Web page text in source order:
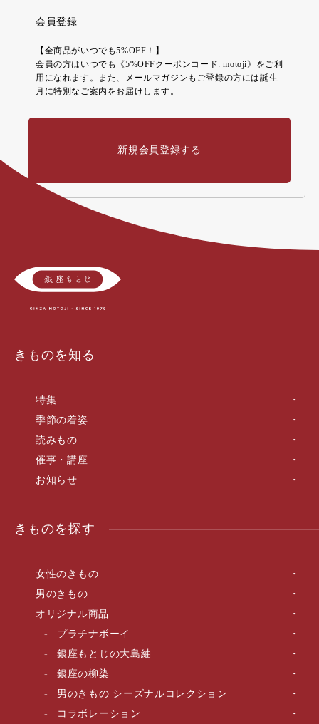
会員登録
【全商品がいつでも5%OFF！】
会員の方はいつでも《5%OFFクーポンコード: motoji》をご利
用になれます。また、メールマガジンもご登録の方には誕生
月に特別なご案内をお届けします。
新規会員登録する
きものを知る
特集
季節の着姿
読みもの
催事・講座
お知らせ
きものを探す
女性のきもの
男のきもの
オリジナル商品
プラチナボーイ
銀座もとじの大島紬
銀座の柳染
男のきもの シーズナルコレクション
コラボレーション